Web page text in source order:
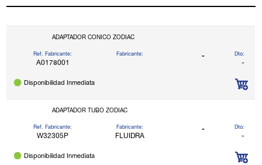
ADAPTADOR CONICO ZODIAC
Ref. Fabricante:
A0178001
Fabricante: - Dto:
-
Disponibilidad Inmediata
ADAPTADOR TUBO ZODIAC
Ref. Fabricante:
W32305P
Fabricante:
FLUIDRA
- Dto:
-
Disponibilidad Inmediata